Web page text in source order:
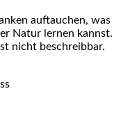
auftauchen, was
Natur lernen kannst.
nicht beschreibbar.